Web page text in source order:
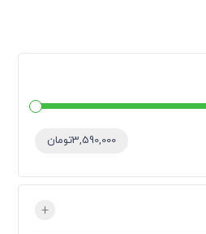
قیمت:3,590,000تومان
+